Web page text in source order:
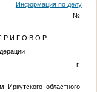
Информация по делу
И.Б. №
И Г О В О Р
года г.
областного